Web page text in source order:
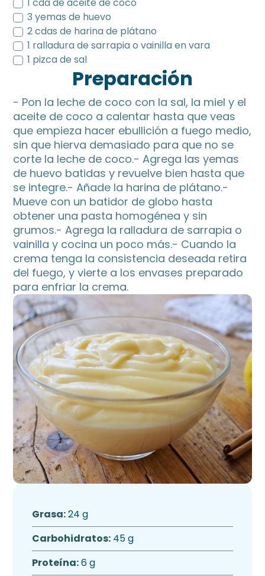
3 yemas de huevo
2 cdas de harina de plátano
1 ralladura de sarrapia o vainilla en vara
1 pizca de sal
Preparación
- Pon la leche de coco con la sal, la miel y el
aceite de coco a calentar hasta que veas
que empieza hacer ebullición a fuego medio,
sin que hierva demasiado para que no se
corte la leche de coco.- Agrega las yemas
de huevo batidas y revuelve bien hasta que
se integre.- Añade la harina de plátano.-
Mueve con un batidor de globo hasta
obtener una pasta homogénea y sin
grumos.- Agrega la ralladura de sarrapia o
vainilla y cocina un poco más.- Cuando la
crema tenga la consistencia deseada retira
del fuego, y vierte a los envases preparado
para enfriar la crema.
Grasa:24 g
Carbohidratos: 45 g
Proteína:6 g